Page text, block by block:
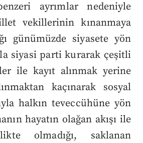
ayrımlar nedeniyle
vekillerinin kınanmaya
günümüzde siyasete yön
siyasi parti kurarak çeşitli
ile kayıt alınmak yerine
kaçınarak sosyal
halkın teveccühüne yön
hayatın olağan akışı ile
olmadığı, saklanan